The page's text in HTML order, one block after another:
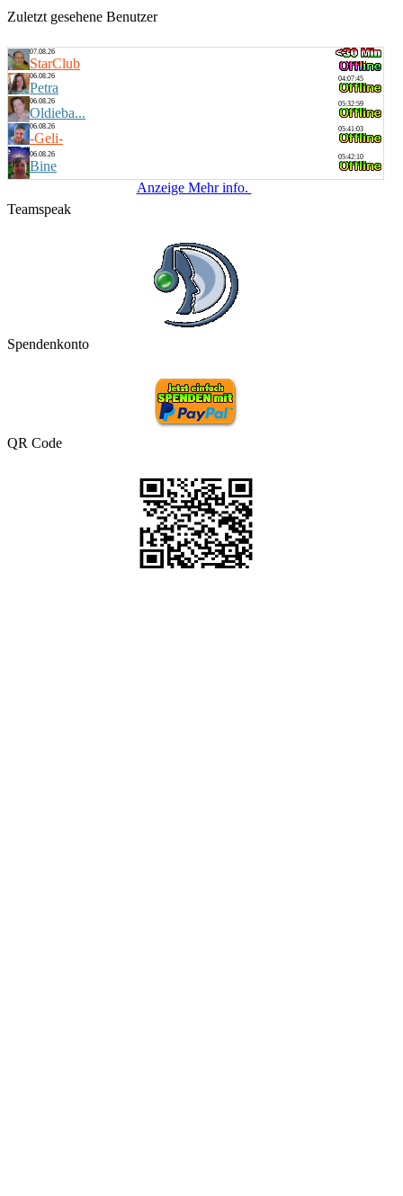
Zuletzt gesehene Benutzer
07.08.26
StarClub
06.08.26
Petra
04:07:45
06.08.26
Oldieba...
05:32:59
06.08.26
-Geli-
05:41:03
06.08.26
Bine
05:42:10
Anzeige Mehr info.
Teamspeak
Spendenkonto
QR Code